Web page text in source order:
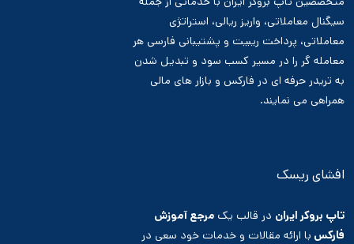
سیگنال معاملاتی، واریز ریالی، استراتژی
معاملاتی، پرداخت ریبیت و پشتیبانی فارسی هر
معامله گر را در مسیر کسب سود و تبدیل شدن
به تریدر حرفه ای در فارکس و بازار های مالی
همراهی می نمایند.
افشای ریسک
تاپ بروکر ایران در قالب یک مرجع آموزش
فارکس با ارائه مقالات و خدمات خود سعی در